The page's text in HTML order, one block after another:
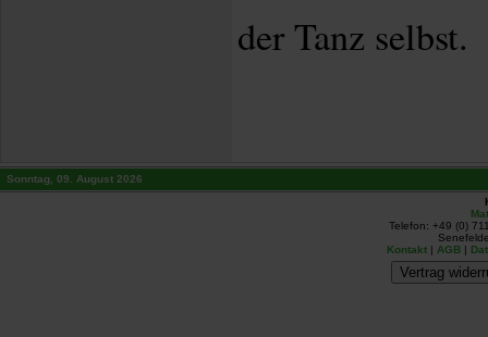
der Tanz selbst.
Sonntag, 09. August 2026
Telefon: +49 (0)
Kontakt | AGB |
Vertrag